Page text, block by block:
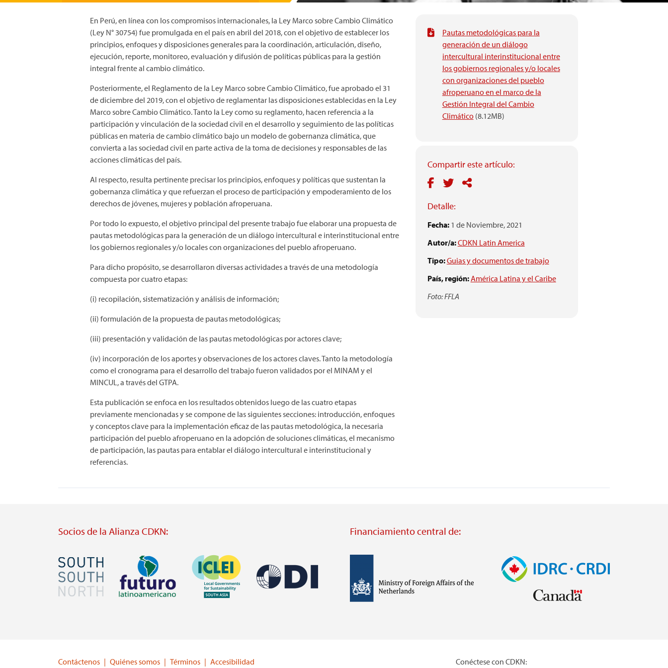
Pautas metodológicas para la
generación de un diálogo
intercultural interinstitucional entre
los gobiernos regionales y/o locales
con organizaciones del pueblo
afroperuano en el marco de la
Gestión Integral del Cambio
Climático(8.12MB)
Compartir este artículo:
Detalle:
Fecha: 1 de Noviembre, 2021
Autor/a:CDKN Latin America
Tipo:Guias y documentos de trabajo
País, región:América Latina y el Caribe
Foto: FFLA
En Perú, en línea con los compromisos internacionales, la Ley Marco sobre Cambio Climático
(Ley N° 30754) fue promulgada en el país en abril del 2018, con el objetivo de establecer los
principios, enfoques y disposiciones generales para la coordinación, articulación, diseño,
ejecución, reporte, monitoreo, evaluación y difusión de políticas públicas para la gestión
integral frente al cambio climático.
Posteriormente, el Reglamento de la Ley Marco sobre Cambio Climático, fue aprobado el 31
de diciembre del 2019, con el objetivo de reglamentar las disposiciones establecidas en la Ley
Marco sobre Cambio Climático. Tanto la Ley como su reglamento, hacen referencia a la
participación y vinculación de la sociedad civil en el desarrollo y seguimiento de las políticas
públicas en materia de cambio climático bajo un modelo de gobernanza climática, que
convierta a las sociedad civil en parte activa de la toma de decisiones y responsables de las
acciones climáticas del país.
Al respecto, resulta pertinente precisar los principios, enfoques y políticas que sustentan la
gobernanza climática y que refuerzan el proceso de participación y empoderamiento de los
derechos de jóvenes, mujeres y población afroperuana.
Por todo lo expuesto, el objetivo principal del presente trabajo fue elaborar una propuesta de
pautas metodológicas para la generación de un diálogo intercultural e interinstitucional entre
los gobiernos regionales y/o locales con organizaciones del pueblo afroperuano.
Para dicho propósito, se desarrollaron diversas actividades a través de una metodología
compuesta por cuatro etapas:
(i) recopilación, sistematización y análisis de información;
(ii) formulación de la propuesta de pautas metodológicas;
(iii) presentación y validación de las pautas metodológicas por actores clave;
(iv) incorporación de los aportes y observaciones de los actores claves. Tanto la metodología
como el cronograma para el desarrollo del trabajo fueron validados por el MINAM y el
MINCUL, a través del GTPA.
Esta publicación se enfoca en los resultados obtenidos luego de las cuatro etapas
previamente mencionadas y se compone de las siguientes secciones: introducción, enfoques
y conceptos clave para la implementación eficaz de las pautas metodológica, la necesaria
participación del pueblo afroperuano en la adopción de soluciones climáticas, el mecanismo
de participación, las pautas para entablar el diálogo intercultural e interinstitucional y
referencias.
Socios de la Alianza CDKN:
Imagen Imagen
https://www.ffla.net/
Imagen
https://iclei.org/
Imagen
Financiamiento central de:
https://www.government.nl/ministries/ministry-
Imagen
https://www.idrc.ca/
Contáctenos Quiénes somos Términos Accesibilidad Conéctese con CDKN: